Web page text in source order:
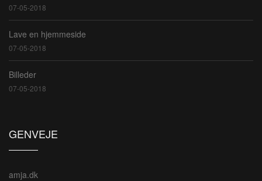
07-05-2018
Lave en hjemmeside
07-05-2018
Billeder
07-05-2018
GENVEJE
amja.dk